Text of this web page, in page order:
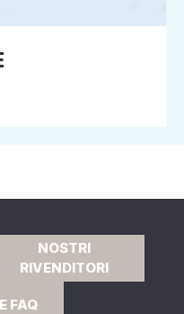
NOSTRI
RIVENDITORI
FAQ